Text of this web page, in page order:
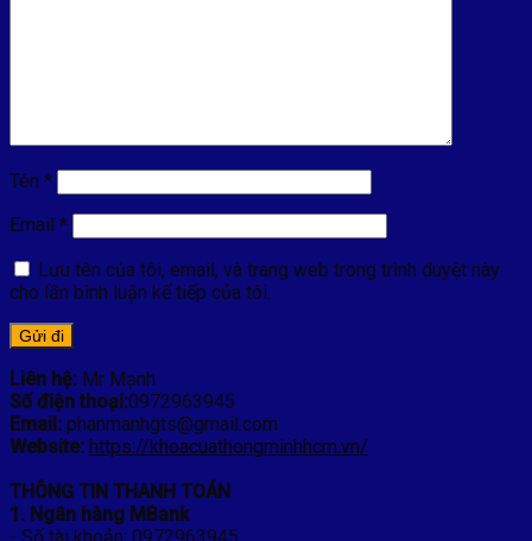
Tên *
Email *
Lưu tên của tôi, email, và trang web trong trình duyệt này
cho lần bình luận kế tiếp của tôi.
Liên hệ: Mr Mạnh
Số điện thoại:0972963945
Email: phanmanhgts@gmail.com
Website: https://khoacuathongminhhcm.vn/
THÔNG TIN THANH TOÁN
1. Ngân hàng MBank